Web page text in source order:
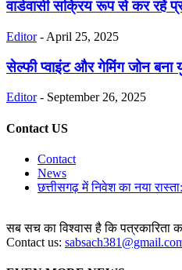
वार्डवासी सक्रिय रूप से कर रहें
Editor - April 25, 2025
सेल्फी प्वाइंट और गेमिंग जोन
Editor - September 26, 2025
Contact US
Contact
News
छत्तीसगढ़ में निवेश का नया
सब सच का विश्वास है कि पत्रकारिता
Contact us: